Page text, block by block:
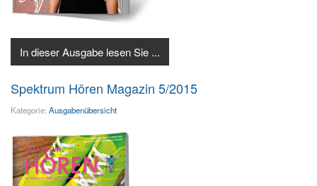
In dieser Ausgabe lesen Sie ...
Spektrum Hören Magazin 5/2015
Kategorie: Ausgabenübersicht